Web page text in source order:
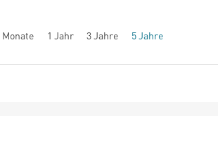
Monate 1 Jahr 3 Jahre 5 Jahre